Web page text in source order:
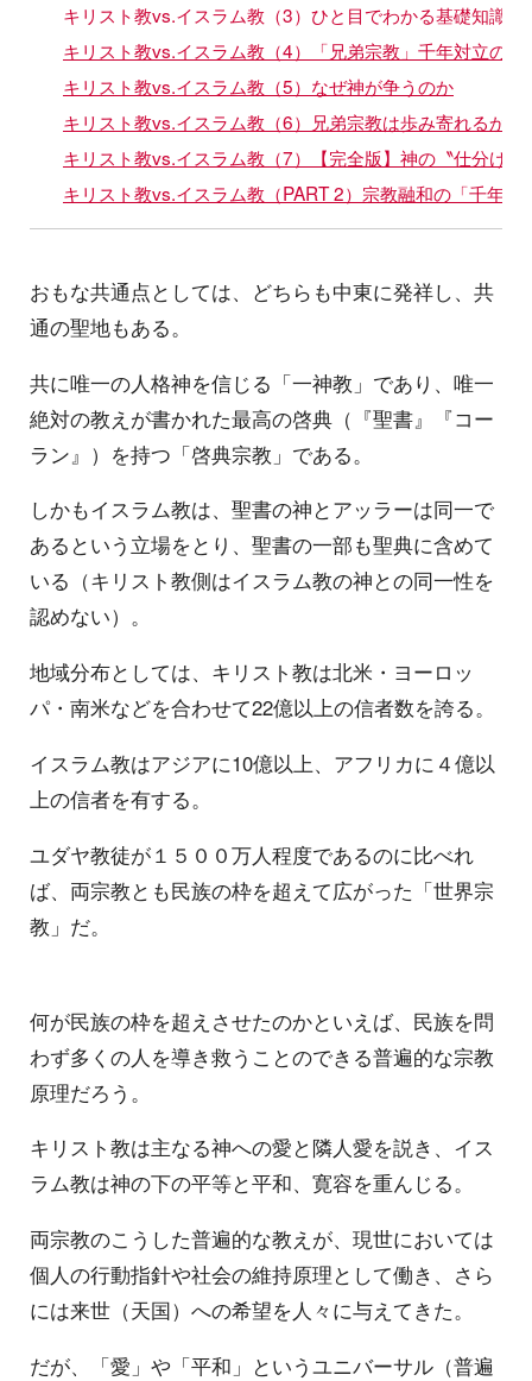
キリスト教vs.イスラム教（3）ひと目でわかる基礎知識
キリスト教vs.イスラム教（4）「兄弟宗教」千年対立の歴
キリスト教vs.イスラム教（5）なぜ神が争うのか
キリスト教vs.イスラム教（6）兄弟宗教は歩み寄れるか
キリスト教vs.イスラム教（7）【完全版】神の〝仕分け〟
キリスト教vs.イスラム教（PART 2）宗教融和の「千年王
おもな共通点としては、どちらも中東に発祥し、共
通の聖地もある。
共に唯一の人格神を信じる「一神教」であり、唯一
絶対の教えが書かれた最高の啓典（『聖書』『コー
ラン』）を持つ「啓典宗教」である。
しかもイスラム教は、聖書の神とアッラーは同一で
あるという立場をとり、聖書の一部も聖典に含めて
いる（キリスト教側はイスラム教の神との同一性を
認めない）。
地域分布としては、キリスト教は北米・ヨーロッ
パ・南米などを合わせて22億以上の信者数を誇る。
イスラム教はアジアに10億以上、アフリカに４億以
上の信者を有する。
ユダヤ教徒が１５００万人程度であるのに比べれ
ば、両宗教とも民族の枠を超えて広がった「世界宗
教」だ。
何が民族の枠を超えさせたのかといえば、民族を問
わず多くの人を導き救うことのできる普遍的な宗教
原理だろう。
キリスト教は主なる神への愛と隣人愛を説き、イス
ラム教は神の下の平等と平和、寛容を重んじる。
両宗教のこうした普遍的な教えが、現世においては
個人の行動指針や社会の維持原理として働き、さら
には来世（天国）への希望を人々に与えてきた。
だが、「愛」や「平和」というユニバーサル（普遍